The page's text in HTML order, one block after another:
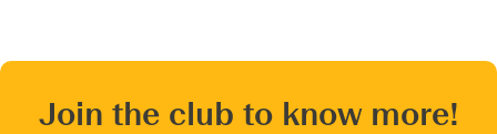
Join the club to know more!